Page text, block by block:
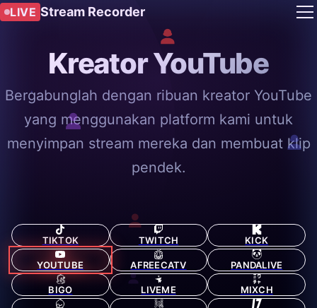
LIVE Stream Recorder
Kreator YouTube
Bergabunglah dengan ribuan kreator YouTube
yang menggunakan platform kami untuk
menyimpan stream mereka dan membuat klip
pendek.
TIKTOK TWITCH KICK
YOUTUBE AFREECATV PANDALIVE
BIGO LIVEME MIXCH